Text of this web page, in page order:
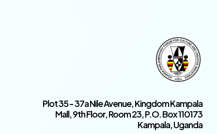
Plot 35 - 37a Nile Avenue, Kingdom Kampala
Mall, 9th Floor, Room 23, P.O. Box 110173
Kampala, Uganda